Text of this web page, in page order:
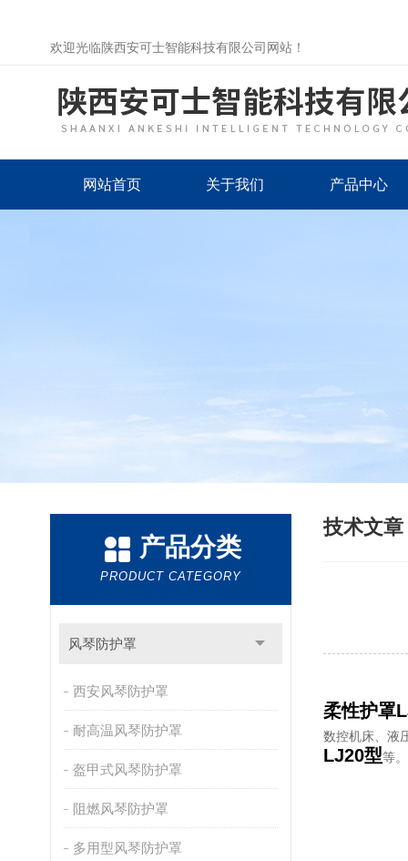
欢迎光临陕西安可士智能科技有限公司网站！
网站首页 关于我们 产品中心
产品分类
PRODUCT CATEGORY
风琴防护罩
西安风琴防护罩
耐高温风琴防护罩
盔甲式风琴防护罩
阻燃风琴防护罩
多用型风琴防护罩
技术文章
柔性护罩
数控机床、液
LJ20型等